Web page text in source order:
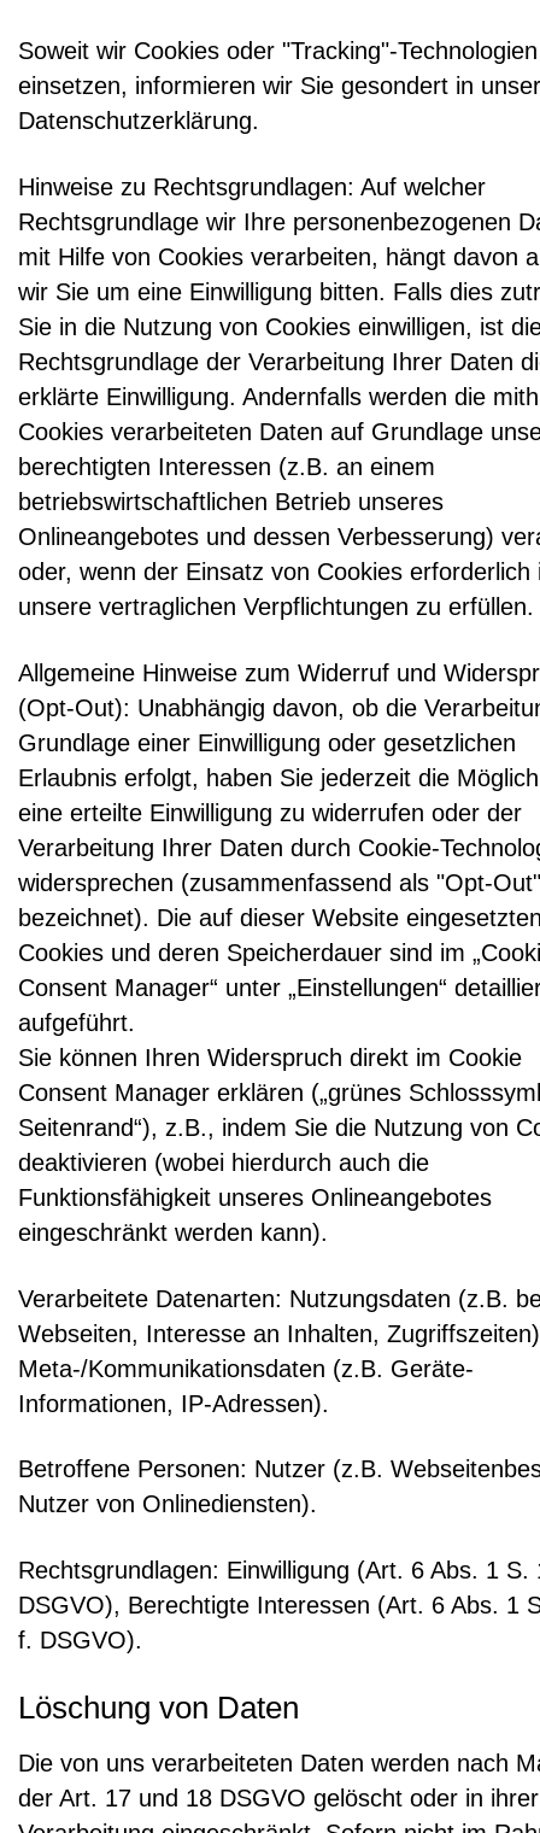
Soweit wir Cookies oder "Tracking"-Technologien
einsetzen, informieren wir Sie gesondert in
Datenschutzerklärung.
Hinweise zu Rechtsgrundlagen: Auf welcher
Rechtsgrundlage wir Ihre personenbezogenen
mit Hilfe von Cookies verarbeiten, hängt davon
wir Sie um eine Einwilligung bitten. Falls dies
Sie in die Nutzung von Cookies einwilligen, ist
Rechtsgrundlage der Verarbeitung Ihrer Daten
erklärte Einwilligung. Andernfalls werden die
Cookies verarbeiteten Daten auf Grundlage
berechtigten Interessen (z.B. an einem
betriebswirtschaftlichen Betrieb unseres
Onlineangebotes und dessen Verbesserung)
oder, wenn der Einsatz von Cookies erforderlich
unsere vertraglichen Verpflichtungen zu erfüllen.
Allgemeine Hinweise zum Widerruf und
(Opt-Out): Unabhängig davon, ob die
Grundlage einer Einwilligung oder gesetzlichen
Erlaubnis erfolgt, haben Sie jederzeit die
eine erteilte Einwilligung zu widerrufen oder der
Verarbeitung Ihrer Daten durch Cookie-
widersprechen (zusammenfassend als "Opt-Out"
bezeichnet). Die auf dieser Website
Cookies und deren Speicherdauer sind im
Consent Manager“ unter „Einstellungen“
aufgeführt.
Sie können Ihren Widerspruch direkt im Cookie
Consent Manager erklären („grünes
Seitenrand“), z.B., indem Sie die Nutzung von
deaktivieren (wobei hierdurch auch die
Funktionsfähigkeit unseres Onlineangebotes
eingeschränkt werden kann).
Verarbeitete Datenarten: Nutzungsdaten (z.B.
Webseiten, Interesse an Inhalten,
Meta-/Kommunikationsdaten (z.B. Geräte-
Informationen, IP-Adressen).
Betroffene Personen: Nutzer (z.B.
Nutzer von Onlinediensten).
Rechtsgrundlagen: Einwilligung (Art. 6 Abs. 1 S.
DSGVO), Berechtigte Interessen (Art. 6 Abs. 1
f. DSGVO).
Löschung von Daten
Die von uns verarbeiteten Daten werden nach
der Art. 17 und 18 DSGVO gelöscht oder in ihrer